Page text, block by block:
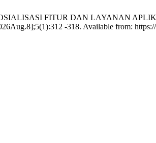
SOSIALISASI FITUR DAN LAYANAN
-318. Available from: